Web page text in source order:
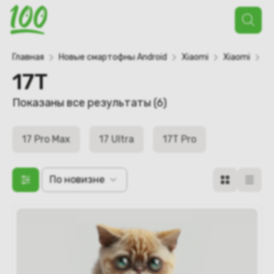
Поиск
товаров
Главная Новые смартофны Android Xiaomi Xiaomi
17T
Показаны все результаты (6)Сортировка:
недавние
17 Pro Max 17 Ultra 17T Pro
По новизне